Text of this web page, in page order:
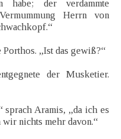
habe; der verdammte
Herrn von
„Ist das gewiß?“
der Musketier.
Aramis, „da ich es
nichts mehr davon.“